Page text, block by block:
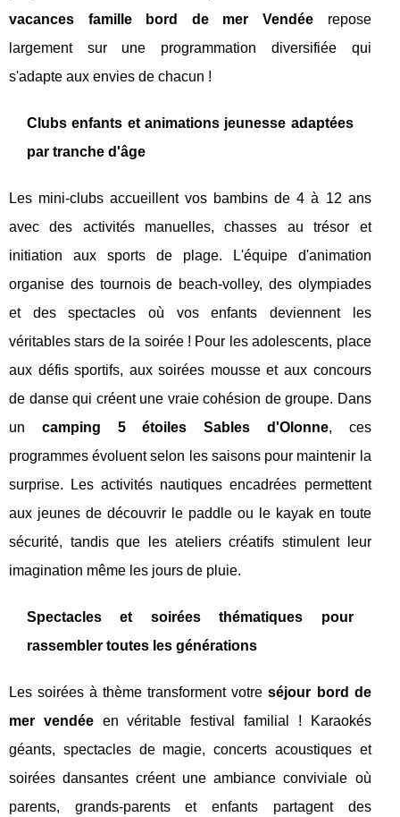
vacances famille bord de mer Vendée repose
largement sur une programmation diversifiée qui
s'adapte aux envies de chacun !
Clubs enfants et animations jeunesse adaptées
par tranche d'âge
Les mini-clubs accueillent vos bambins de 4 à 12 ans
avec des activités manuelles, chasses au trésor et
initiation aux sports de plage. L'équipe d'animation
organise des tournois de beach-volley, des olympiades
et des spectacles où vos enfants deviennent les
véritables stars de la soirée ! Pour les adolescents, place
aux défis sportifs, aux soirées mousse et aux concours
de danse qui créent une vraie cohésion de groupe. Dans
un camping 5 étoiles Sables d'Olonne, ces
programmes évoluent selon les saisons pour maintenir la
surprise. Les activités nautiques encadrées permettent
aux jeunes de découvrir le paddle ou le kayak en toute
sécurité, tandis que les ateliers créatifs stimulent leur
imagination même les jours de pluie.
Spectacles et soirées thématiques pour
rassembler toutes les générations
Les soirées à thème transforment votreséjour bord de
mer vendéeen véritable festival familial ! Karaokés
géants, spectacles de magie, concerts acoustiques et
soirées dansantes créent une ambiance conviviale où
parents, grands-parents et enfants partagent des